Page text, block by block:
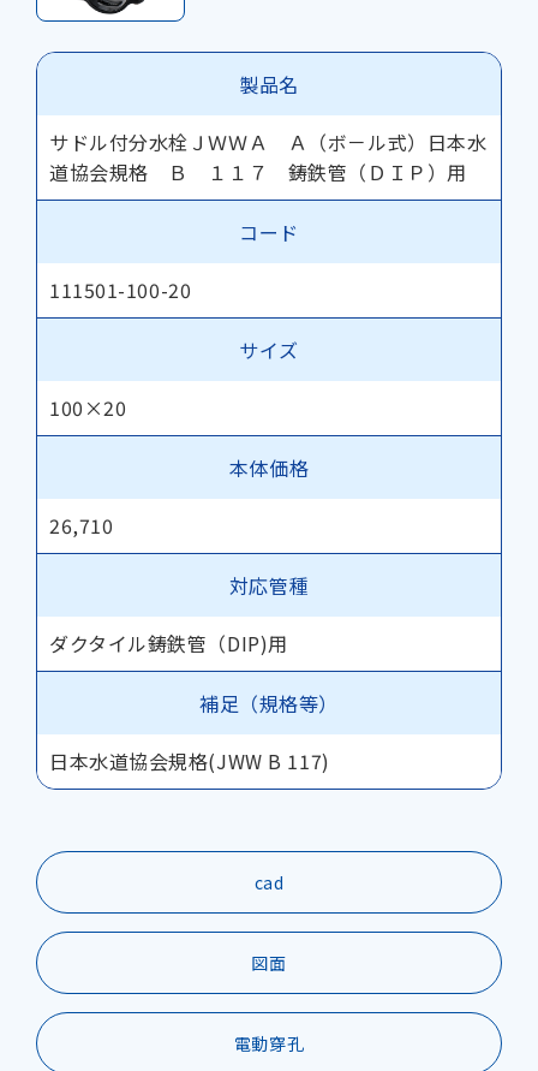
製品名
サドル付分水栓ＪＷＷＡ Ａ（ボ－ル式）日本水
道協会規格 Ｂ １１７ 鋳鉄管（ＤＩＰ）用
コード
111501-100-20
サイズ
100×20
本体価格
26,710
対応管種
ダクタイル鋳鉄管（DIP)用
補足（規格等）
日本水道協会規格(JWW B 117)
cad
図面
電動穿孔